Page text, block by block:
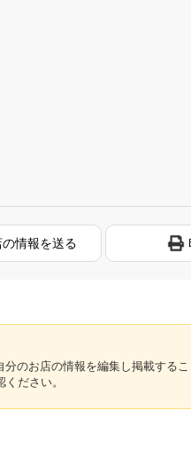
の情報を送る
のお店の情報を編集し掲載するこ
ください。